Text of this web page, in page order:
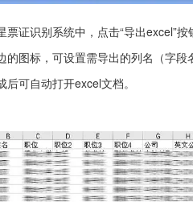
票证识别系统中，点击“导出excel”按
的图标，可设置需导出的列名（字段
后可自动打开excel文档。